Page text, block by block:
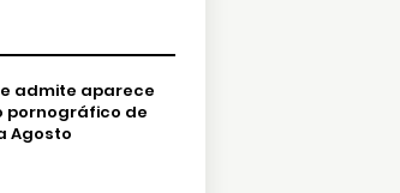
admite aparece
pornográfico de
Agosto